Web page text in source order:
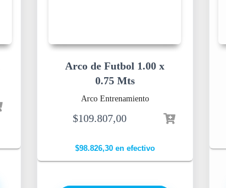
Arco de Futbol 1.00 x
0.75 Mts
Arco Entrenamiento
$109.807,00
$98.826,30en efectivo